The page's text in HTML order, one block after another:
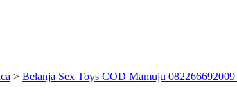
> Belanja Sex Toys COD Mamuju 082266692009